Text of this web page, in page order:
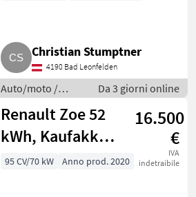
Christian Stumptner
4190 Bad Leonfelden
Auto/moto /
Berline
Da 3 giorni online
Renault Zoe 52
kWh, Kaufakku,
CCS, R110
16.500
€
IVA
indetraibile
95 CV/70 kW Anno prod. 2020